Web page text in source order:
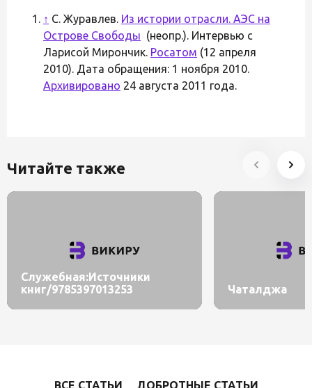
↑ С. Журавлев. Из истории отрасли. АЭС на
Острове Свободы (неопр.). Интервью с
Ларисой Мирончик. Росатом (12 апреля
2010). Дата обращения: 1 ноября 2010.
Архивировано 24 августа 2011 года.
Читайте также
Служебная:Источники
книг/9785397013253
Чаталджа
ВСЕ СТАТЬИ ДОБРОТНЫЕ СТАТЬИ